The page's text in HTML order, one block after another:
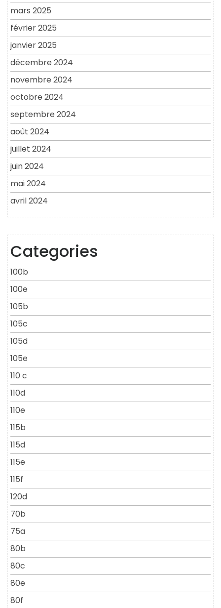
mars 2025
février 2025
janvier 2025
décembre 2024
novembre 2024
octobre 2024
septembre 2024
août 2024
juillet 2024
juin 2024
mai 2024
avril 2024
Categories
100b
100e
105b
105c
105d
105e
110 c
110d
110e
115b
115d
115e
115f
120d
70b
75a
80b
80c
80e
80f